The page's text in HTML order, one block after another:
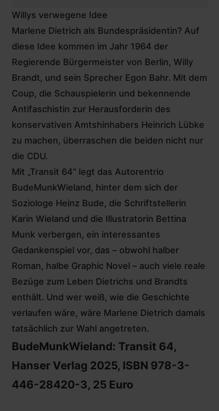
Willys verwegene Idee
Marlene Dietrich als Bundespräsidentin? Auf
diese Idee kommen im Jahr 1964 der
Regierende Bürgermeister von Berlin, Willy
Brandt, und sein Sprecher Egon Bahr. Mit dem
Coup, die Schauspielerin und bekennende
Antifaschistin zur Herausforderin des
konservativen Amtshinhabers Heinrich Lübke
zu machen, überraschen die beiden nicht nur
die CDU.
Mit „Transit 64“ legt das Autorentrio
BudeMunkWieland, hinter dem sich der
Soziologe Heinz Bude, die Schriftstellerin
Karin Wieland und die Illustratorin Bettina
Munk verbergen, ein interessantes
Gedankenspiel vor, das – obwohl halber
Roman, halbe Graphic Novel – auch viele reale
Bezüge zum Leben Dietrichs und Brandts
enthält. Und wer weiß, wie die Geschichte
verlaufen wäre, wäre Marlene Dietrich damals
tatsächlich zur Wahl angetreten.
BudeMunkWieland: Transit 64,
Hanser Verlag 2025, ISBN 978-3-
446-28420-3, 25 Euro